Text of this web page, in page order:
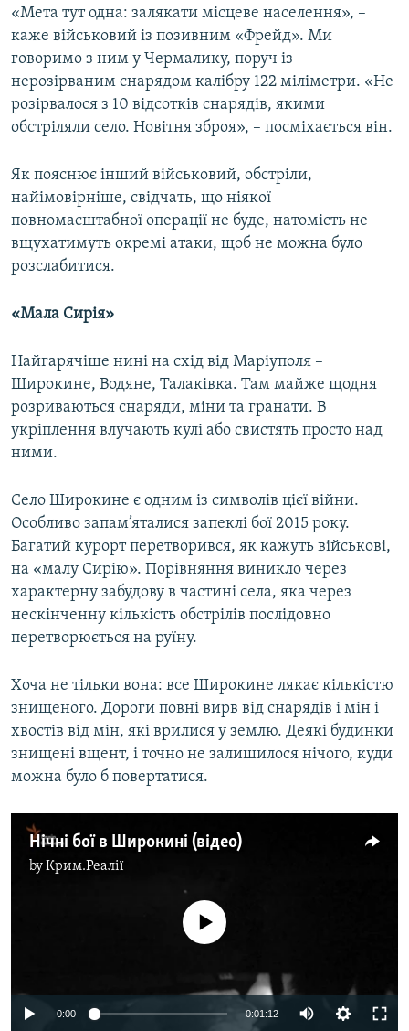
«Мета тут одна: залякати місцеве населення», –
каже військовий із позивним «Фрейд». Ми
говоримо з ним у Чермалику, поруч із
нерозірваним снарядом калібру 122 міліметри. «Не
розірвалося з 10 відсотків снарядів, якими
обстріляли село. Новітня зброя», – посміхається він.
Як пояснює інший військовий, обстріли,
найімовірніше, свідчать, що ніякої
повномасштабної операції не буде, натомість не
вщухатимуть окремі атаки, щоб не можна було
розслабитися.
«Мала Сирія»
Найгарячіше нині на схід від Маріуполя –
Широкине, Водяне, Талаківка. Там майже щодня
розриваються снаряди, міни та гранати. В
укріплення влучають кулі або свистять просто над
ними.
Село Широкине є одним із символів цієї війни.
Особливо запам’яталися запеклі бої 2015 року.
Багатий курорт перетворився, як кажуть військові,
на «малу Сирію». Порівняння виникло через
характерну забудову в частині села, яка через
нескінченну кількість обстрілів послідовно
перетворюється на руїну.
Хоча не тільки вона: все Широкине лякає кількістю
знищеного. Дороги повні вирв від снарядів і мін і
хвостів від мін, які врилися у землю. Деякі будинки
знищені вщент, і точно не залишилося нічого, куди
можна було б повертатися.
Нічні бої в Широкині (відео)
byКрим.Реалії
No media source currently available
0:00 0:01:12